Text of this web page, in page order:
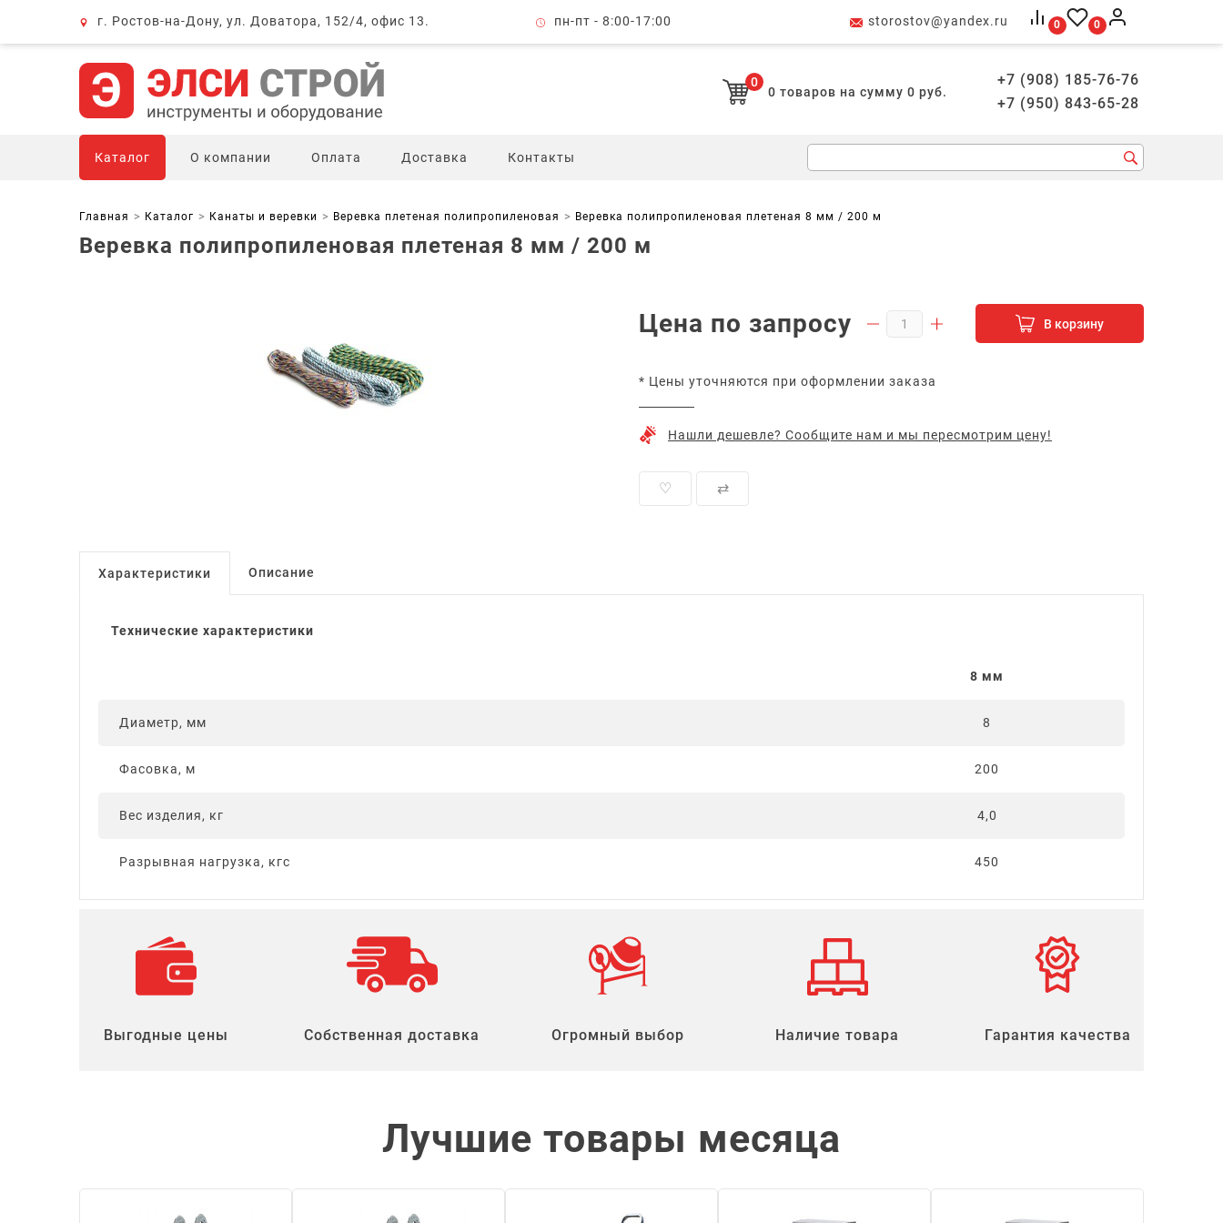
г. Ростов-на-Дону, ул. Доватора, 152/4, офис 13. пн-пт - 8:00-17:00 storostov@yandex.ru 0 0
0
0 товаров на сумму 0 руб.
+7 (908) 185-76-76
+7 (950) 843-65-28
Каталог О компании Оплата Доставка Контакты
Главная Каталог Канаты и веревки Веревка плетеная полипропиленовая Веревка полипропиленовая плетеная 8 мм / 200 м
Веревка полипропиленовая плетеная 8 мм / 200 м
Цена по запросу В корзину
* Цены уточняются при оформлении заказа
Нашли дешевле? Сообщите нам и мы пересмотрим цену!
♡ ⇄
Характеристики Описание
Технические характеристики
8 мм
Диаметр, мм 8
Фасовка, м 200
Вес изделия, кг 4,0
Разрывная нагрузка, кгс 450
Выгодные цены Собственная доставка Огромный выбор Наличие товара Гарантия качества
Лучшие товары месяца